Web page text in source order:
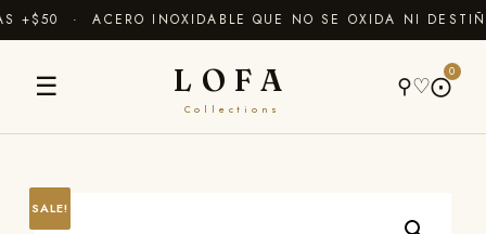
+$50 · ACERO INOXIDABLE QUE NO SE OXIDA NI
☰ LOFA
Collections
⚲♡⨀
0
SALE!